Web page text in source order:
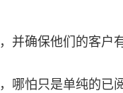
并确保他们的客户
哪怕只是单纯的已